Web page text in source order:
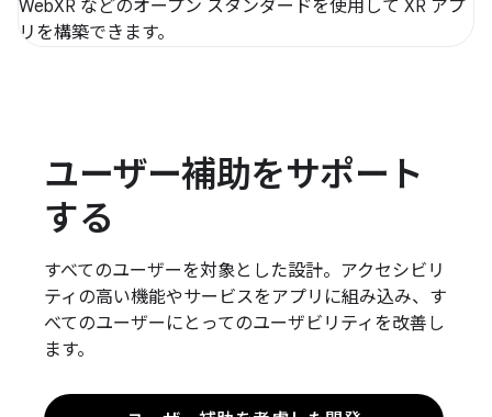
WebXR などのオープン スタンダードを使用して XR アプ
リを構築できます。
ユーザー補助をサポート
する
すべてのユーザーを対象とした設計。アクセシビリ
ティの高い機能やサービスをアプリに組み込み、す
べてのユーザーにとってのユーザビリティを改善し
ます。